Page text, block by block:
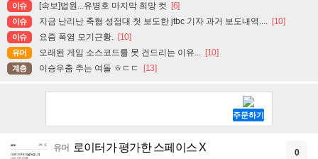
이슈 [속보]법원...유병호 마지막 희망 컷 [6]
이슈 지금 난리난 축협 성접대 첫 보도한 jtbc 기자 과거 보도내역.... [10]
이슈 요즘 폭염 모기근황. [10]
유머 오래된 게임 소스코드를 못 건드리는 이유... [10]
계층 이승우춤 추는 여돌 ㅎㄷㄷ [13]
유머 로이터가 평가한 스페이스 X 0